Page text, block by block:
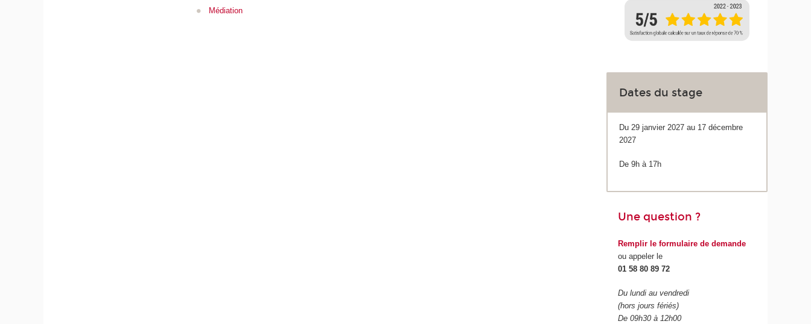
Médiation
Dates du stage
Du 29 janvier 2027 au 17 décembre
2027
De 9h à 17h
Une question ?
Remplir le formulaire de demande
ou appeler le
01 58 80 89 72
Du lundi au vendredi
(hors jours fériés)
De 09h30 à 12h00